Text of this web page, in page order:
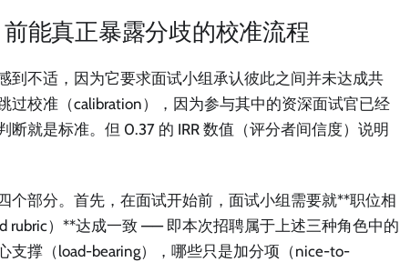
能真正暴露分歧的校准流程
到不适，因为它要求面试小组承认彼此之间并未达成共
过校准（calibration），因为参与其中的资深面试官已经
断就是标准。但 0.37 的 IRR 数值（评分者间信度）说明
个部分。首先，在面试开始前，面试小组需要就**职位相
rubric）**达成一致 —— 即本次招聘属于上述三种角色中的
支撑（load-bearing），哪些只是加分项（nice-to-